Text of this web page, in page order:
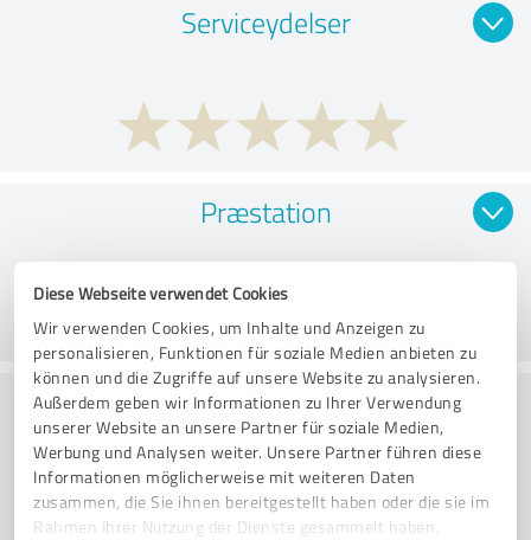
Diese Webseite verwendet Cookies
Wir verwenden Cookies, um Inhalte und Anzeigen zu
personalisieren, Funktionen für soziale Medien anbieten zu
können und die Zugriffe auf unsere Website zu analysieren.
Außerdem geben wir Informationen zu Ihrer Verwendung
unserer Website an unsere Partner für soziale Medien,
Werbung und Analysen weiter. Unsere Partner führen diese
Informationen möglicherweise mit weiteren Daten
zusammen, die Sie ihnen bereitgestellt haben oder die sie im
Rahmen Ihrer Nutzung der Dienste gesammelt haben.
Serviceydelser
Præstation
Rådgivning